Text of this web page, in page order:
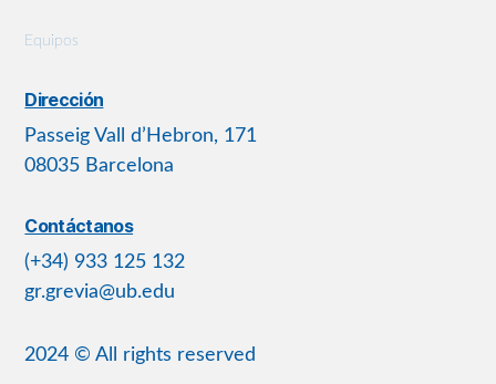
Equipos
Dirección
Passeig Vall d’Hebron, 171
08035 Barcelona
Contáctanos
(+34) 933 125 132
gr.grevia@ub.edu
2024 © All rights reserved